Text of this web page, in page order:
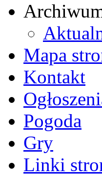
Mapa
Kontakt
Pogoda
Gry
Linki